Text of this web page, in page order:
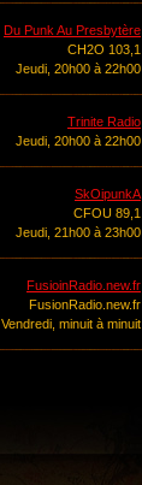
Du Punk Au Presbytère
CH2O 103,1
Jeudi, 20h00 à 22h00
Trinite Radio
Jeudi, 20h00 à 22h00
SkOipunkA
CFOU 89,1
Jeudi, 21h00 à 23h00
FusioinRadio.new.fr
FusionRadio.new.fr
Vendredi, minuit à minuit